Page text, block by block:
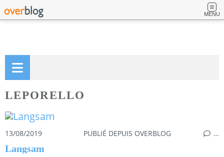
MENU
LEPORELLO
13/08/2019 PUBLIÉ DEPUIS OVERBLOG …
Langsam